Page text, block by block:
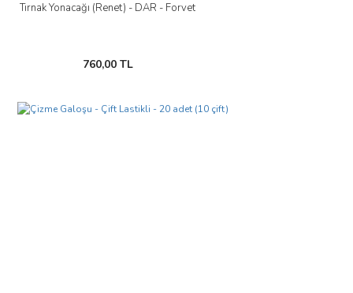
Tırnak Yonacağı (Renet) - DAR - Forvet
760,00 TL